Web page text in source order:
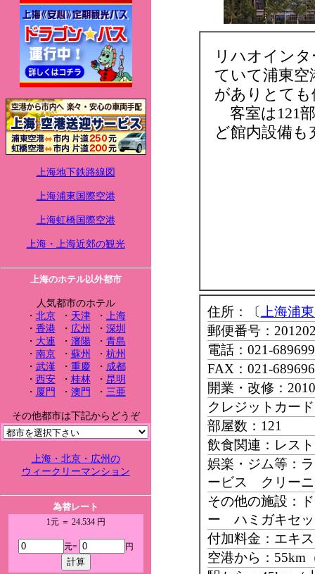
上海地下鉄路線図
上海浦東国際空港
上海虹橋国際空港
上海・上海近郊の観光
上海のホテル以外都市
人気都市のホテル
・ 北京・ 天津・ 上海
・ 香港・ 広州 ・ 深圳
・ 大連 ・ 瀋陽・ 青島
・ 南京・ 蘇州 ・ 杭州
・ 武漢 ・ 重慶 ・ 成都
・ 西安・ 桂林・ 昆明
・ 厦門 ・ 澳門 ・ 三亜
その他都市は下記からどうぞ
上海・北京・広州の
ウィークリーマンション
為替レート
1元 ＝ 24.534 円
元= 円
リハオイン
ていて浦東空
がありとても
客室は121
ど館内設備
住所：〔
上海浦
郵便番号：
電話：021-
FAX：021-
開業・改修：
クレジットカー
部屋数：121
飲食関連：レス
娯楽・ジム等：
ービス クリーニ
その他の施設：
ー ハミガキセ
付加料金：エキ
空港から：55km